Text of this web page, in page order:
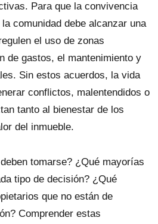
Para que la convivencia
comunidad debe alcanzar una
el uso de zonas
de gastos, el mantenimiento y
Sin estos acuerdos, la vida
conflictos, malentendidos o
tanto al bienestar de los
del inmueble.
tomarse? ¿Qué mayorías
tipo de decisión? ¿Qué
que no están de
Comprender estas